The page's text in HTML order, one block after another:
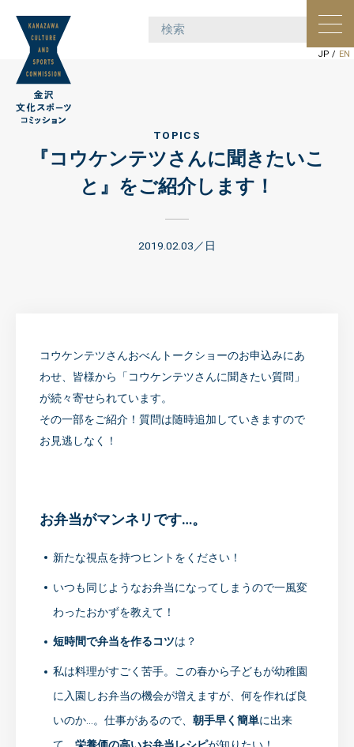
JP / EN
TOPICS
『コウケンテツさんに聞きたいこ
と』をご紹介します！
2019.02.03／日
コウケンテツさんおべんトークショーのお申込みにあ
わせ、皆様から「コウケンテツさんに聞きたい質問」
が続々寄せられています。
その一部をご紹介！質問は随時追加していきますので
お見逃しなく！
お弁当がマンネリです…。
新たな視点を持つヒントをください！
いつも同じようなお弁当になってしまうので一風変
わったおかずを教えて！
短時間で弁当を作るコツは？
私は料理がすごく苦手。この春から子どもが幼稚園
に入園しお弁当の機会が増えますが、何を作れば良
いのか…。仕事があるので、朝手早く簡単に出来